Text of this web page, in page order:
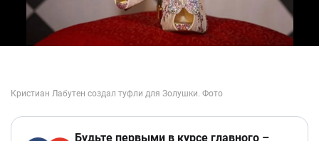
Будьте первыми в курсе главного –